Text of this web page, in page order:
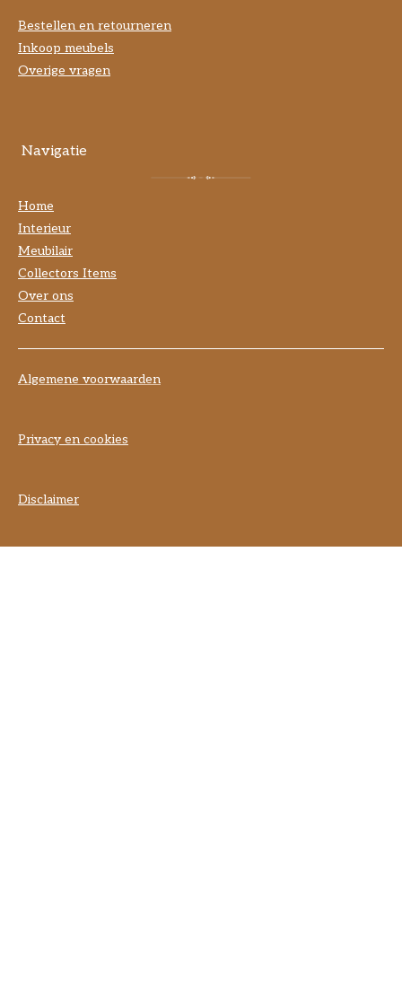
Bestellen en retourneren
Inkoop meubels
Overige vragen
Navigatie
Home
Interieur
Meubilair
Collectors Items
Over ons
Contact
Algemene voorwaarden
Privacy en cookies
Disclaimer